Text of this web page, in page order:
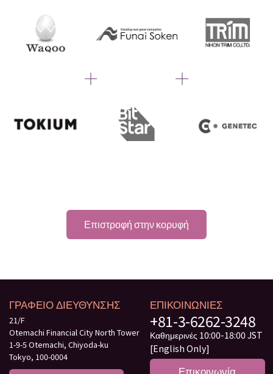
Επιστροφή στην κορυφή
ΓΡΑΦΕΙΟ ΔΙΕΥΘΥΝΣΗΣ
21/F
Otemachi Financial City North Tower
1-9-5 Otemachi, Chiyoda-ku
Tokyo, 100-0004
ΕΠΙΚΟΙΝΩΝΙΕΣ
+81-3-6262-3248
Καθημερινές 10:00-18:00 JST
[English Only]
Επικοινωνία